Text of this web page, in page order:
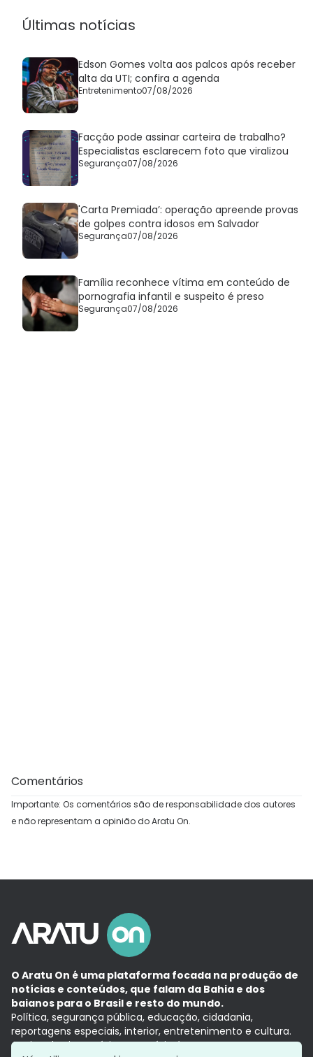
Últimas notícias
Edson Gomes volta aos palcos após receber
alta da UTI; confira a agenda
Entretenimento07/08/2026
Facção pode assinar carteira de trabalho?
Especialistas esclarecem foto que viralizou
Segurança07/08/2026
'Carta Premiada’: operação apreende provas
de golpes contra idosos em Salvador
Segurança07/08/2026
Família reconhece vítima em conteúdo de
pornografia infantil e suspeito é preso
Segurança07/08/2026
Comentários
Importante: Os comentários são de responsabilidade dos autores
e não representam a opinião do Aratu On.
O Aratu On é uma plataforma focada na produção de
notícias e conteúdos, que falam da Bahia e dos
baianos para o Brasil e resto do mundo.
Política, segurança pública, educação, cidadania,
reportagens especiais, interior, entretenimento e cultura.
Aqui, tudo vira notícia e a notícia é no tempo presente,